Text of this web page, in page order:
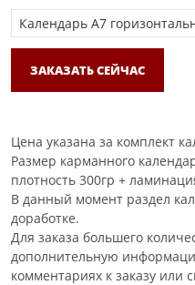
ЗАКАЗАТЬ СЕЙЧАС
Цена указана за комплект
Размер карманного
плотность 300гр +
В данный момент раздел
доработке.
Для заказа большего
дополнительную
комментариях к заказу или